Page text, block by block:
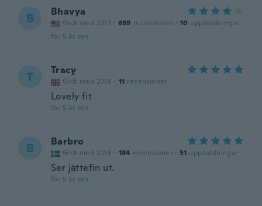
B Bhavya
Gick med 2017 · 689 recensioner · 10 uppladdningar
för 5 år sen
T Tracy
Gick med 2018 · 11 recensioner
Lovely fit
för 5 år sen
B Barbro
Gick med 2015 · 184 recensioner · 51 uppladdningar
Ser jättefin ut.
för 5 år sen